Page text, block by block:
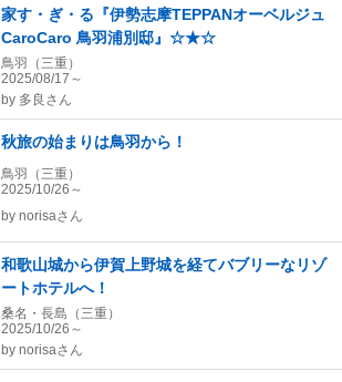
家す・ぎ・る『伊勢志摩TEPPANオーベルジュ
CaroCaro 鳥羽浦別邸』☆★☆
鳥羽（三重）
2025/08/17～
by 多良さん
秋旅の始まりは鳥羽から！
鳥羽（三重）
2025/10/26～
by norisaさん
和歌山城から伊賀上野城を経てバブリーなリゾ
ートホテルへ！
桑名・長島（三重）
2025/10/26～
by norisaさん